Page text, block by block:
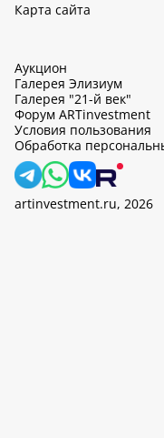
Карта сайта
Аукцион
Галерея Элизиум
Галерея "21-й век"
Форум ARTinvestment
Условия пользования
Обработка
artinvestment.ru, 2026